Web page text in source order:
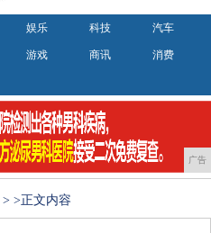
娱乐 科技 汽车
游戏 商讯 消费
广告
> >正文内容